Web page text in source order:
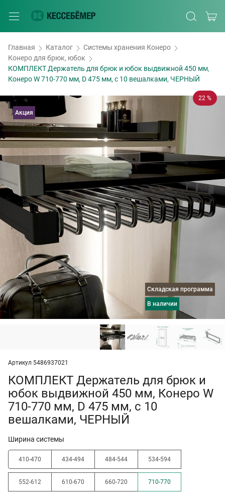
Главная Каталог
Системы хранения Конеро
Конеро для брюк, юбок
КОМПЛЕКТ Держатель для брюк и юбок выдвижной 450 мм,
Конеро W 710-770 мм, D 475 мм, с 10 вешалками, ЧЕРНЫЙ
22 %
Складская программа
в наличии
Акция
Артикул 5486937021
КОМПЛЕКТ Держатель для брюк и
юбок выдвижной 450 мм, Конеро W
710-770 мм, D 475 мм, с 10
вешалками, ЧЕРНЫЙ
Ширина системы
410-470 434-494 484-544 534-594
552-612 610-670 660-720 710-770